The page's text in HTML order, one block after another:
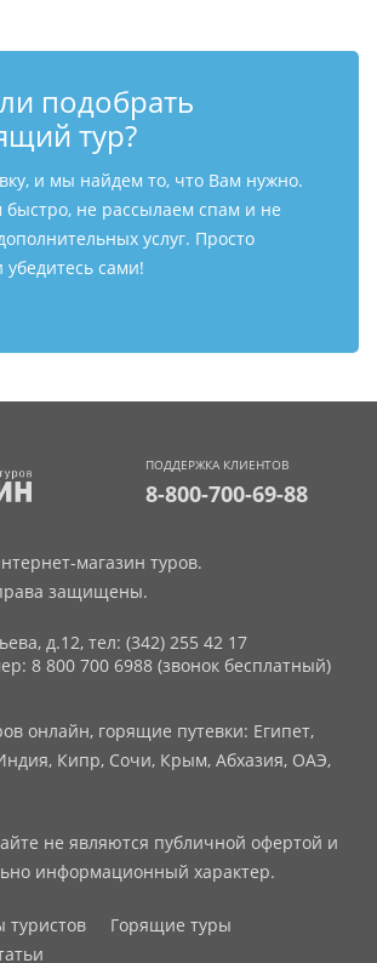
подобрать
тур?
и мы найдем то, что Вам нужно.
не рассылаем спам и не
услуг. Просто
убедитесь сами!
ПОДДЕРЖКА КЛИЕНТОВ
8-800-700-69-88
магазин туров.
защищены.
д.12, тел: (342) 255 42 17
8 800 700 6988 (звонок бесплатный)
онлайн, горящие путевки: Египет,
Кипр, Сочи, Крым, Абхазия, ОАЭ,
не являются публичной офертой и
информационный характер.
туристов
Горящие туры